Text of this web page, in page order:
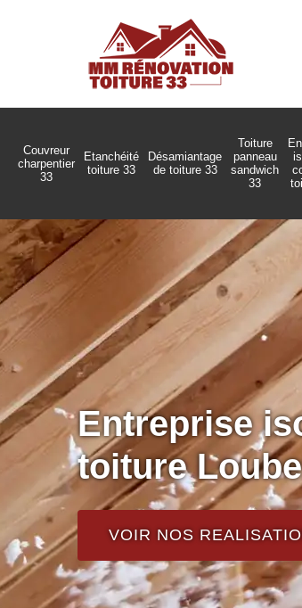
Couvreur
charpentier
33
Etanchéité
toiture 33
Désamiantage
de toiture 33
Toiture
panneau
sandwich
33
Entreprise
toiture
VOIR NOS